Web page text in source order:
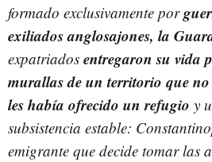
formado exclusivamente por
exiliados anglosajones, la
expatriados entregaron su vida
murallas de un territorio que
les había ofrecido un refugio y
subsistencia estable:
emigrante que decide tomar las